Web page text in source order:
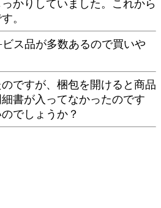
かりしていました。これから
。
ス品が多数あるので買いや
ですが、梱包を開けると商品
書が入ってなかったのです
でしょうか？